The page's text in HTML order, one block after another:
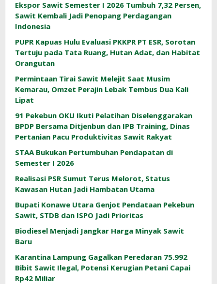
Ekspor Sawit Semester I 2026 Tumbuh 7,32 Persen,
Sawit Kembali Jadi Penopang Perdagangan
Indonesia
PUPR Kapuas Hulu Evaluasi PKKPR PT ESR, Sorotan
Tertuju pada Tata Ruang, Hutan Adat, dan Habitat
Orangutan
Permintaan Tirai Sawit Melejit Saat Musim
Kemarau, Omzet Perajin Lebak Tembus Dua Kali
Lipat
91 Pekebun OKU Ikuti Pelatihan Diselenggarakan
BPDP Bersama Ditjenbun dan IPB Training, Dinas
Pertanian Pacu Produktivitas Sawit Rakyat
STAA Bukukan Pertumbuhan Pendapatan di
Semester I 2026
Realisasi PSR Sumut Terus Melorot, Status
Kawasan Hutan Jadi Hambatan Utama
Bupati Konawe Utara Genjot Pendataan Pekebun
Sawit, STDB dan ISPO Jadi Prioritas
Biodiesel Menjadi Jangkar Harga Minyak Sawit
Baru
Karantina Lampung Gagalkan Peredaran 75.992
Bibit Sawit Ilegal, Potensi Kerugian Petani Capai
Rp42 Miliar